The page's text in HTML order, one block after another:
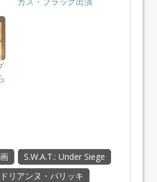
S.W.A.T.: Under Siege
リアンヌ・パリッキ